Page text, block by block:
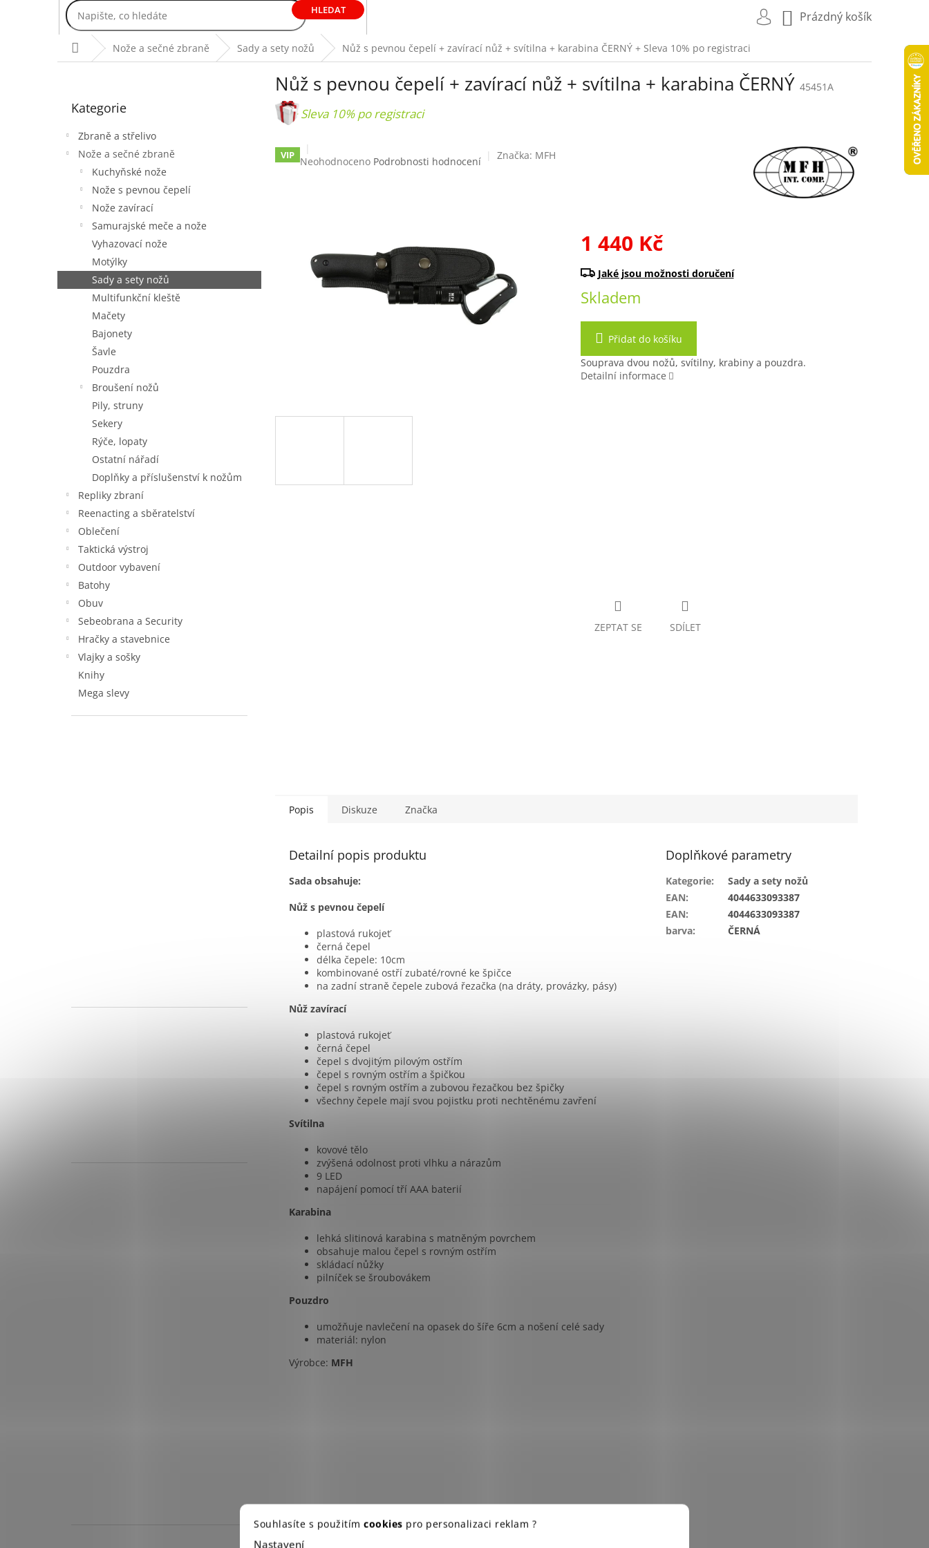
Souhlasíte s použitím cookies pro personalizaci reklam ?
Nastavení
HLEDAT
NÁKUPNÍ
Prázdný košík
Domů Nože a sečné zbraně Sady a sety nožů Nůž s pevnou čepelí + zavírací nůž + svítilna + karabina ČERNÝ + Sleva 10% po registraci
l
kategorie
Kategorie
Zbraně a střelivo
Nože a sečné zbraně
Kuchyňské nože
Nože s pevnou čepelí
Nože zavírací
Samurajské meče a nože
Vyhazovací nože
Motýlky
Sady a sety nožů
Multifunkční kleště
Mačety
Bajonety
Šavle
Pouzdra
Broušení nožů
Pily, struny
Sekery
Rýče, lopaty
Ostatní nářadí
Doplňky a příslušenství k nožům
Repliky zbraní
Reenacting a sběratelství
Oblečení
Taktická výstroj
Outdoor vybavení
Batohy
Obuv
Sebeobrana a Security
Hračky a stavebnice
Vlajky a sošky
Knihy
Mega slevy
Nůž s pevnou čepelí + zavírací nůž + svítilna + karabina ČERNÝ 45451A
+ Sleva 10% po registraci
VIP Průměrné
hvězdiček.
Neohodnoceno Podrobnosti hodnocení Značka: MFH
1 440 Kč
cena:
Skladem
Přidat do košíku
Souprava dvou nožů, svítilny, krabiny a pouzdra.
Detailní informace
ZEPTAT SE SDÍLET
Popis Diskuze Značka
Detailní popis produktu
Sada obsahuje:
Nůž s pevnou čepelí
plastová rukojeť
černá čepel
délka čepele: 10cm
kombinované ostří zubaté/rovné ke špičce
na zadní straně čepele zubová řezačka (na dráty, provázky, pásy)
Nůž zavírací
plastová rukojeť
černá čepel
čepel s dvojitým pilovým ostřím
čepel s rovným ostřím a špičkou
čepel s rovným ostřím a zubovou řezačkou bez špičky
všechny čepele mají svou pojistku proti nechtěnému zavření
Svítilna
kovové tělo
zvýšená odolnost proti vlhku a nárazům
9 LED
napájení pomocí tří AAA baterií
Karabina
lehká slitinová karabina s matněným povrchem
obsahuje malou čepel s rovným ostřím
skládací nůžky
pilníček se šroubovákem
Pouzdro
umožňuje navlečení na opasek do šíře 6cm a nošení celé sady
materiál: nylon
Výrobce: MFH
Doplňkové parametry
Kategorie:
Sady a sety nožů
EAN:
4044633093387
EAN:
4044633093387
barva: ČERNÁ